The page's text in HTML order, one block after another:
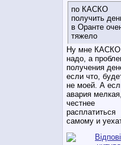
по КАСКО
получить
в Оранте
тяжело
Ну мне КАСКО
надо, а
получения
если что,
не моей. А
авария
честнее
расплатиться
самому и